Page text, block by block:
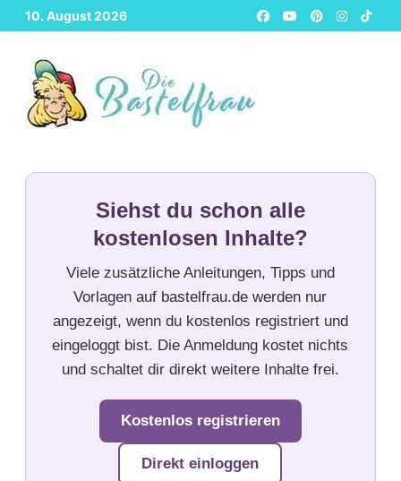
Zurück
zum
Inhalt
10. August 2026
Siehst du schon alle
kostenlosen Inhalte?
Viele zusätzliche Anleitungen, Tipps und
Vorlagen auf bastelfrau.de werden nur
angezeigt, wenn du kostenlos registriert und
eingeloggt bist. Die Anmeldung kostet nichts
und schaltet dir direkt weitere Inhalte frei.
Kostenlos registrieren
Direkt einloggen